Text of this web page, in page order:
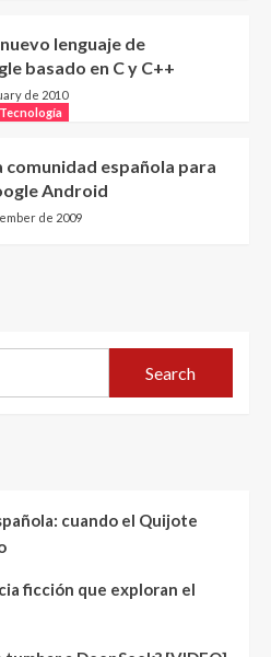
lenguaje de
basado en C y C++
de 2010
Tecnología
comunidad española para
Android
de 2009
Search
cuando el Quijote
ficción que exploran el